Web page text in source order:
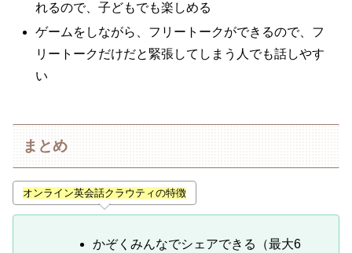
れるので、子どもでも楽しめる
ゲームをしながら、フリートークができるので、フ
リートークだけだと緊張してしまう人でも話しやす
い
まとめ
オンライン英会話クラウティの特徴
かぞくみんなでシェアできる（最大6